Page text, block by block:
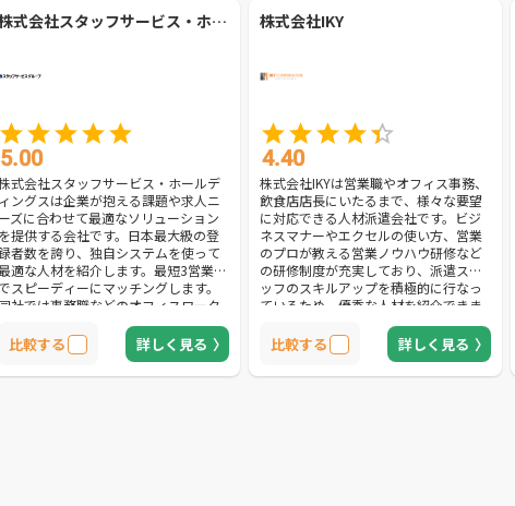
・中途採用の代行を実施します。全
い支援を行ないます。継続率94%の
る方におすすめできる会社です。
設定と実行、採否の決定までトータル
望む方はもちろん、業務のアウトソー
株式会社スタッフサービス・ホールディングス
5.00
式会社スタッフサービス・ホールデ
ングスは企業が抱える課題や求人ニ
ズに合わせて最適なソリューション
提供する会社です。日本最大級の登
者数を誇り、独自システムを使って
適な人材を紹介します。最短3営業日
スピーディーにマッチングします。
社では事務職などのオフィスワーク
始め、介護や看護、技術者・ITエン
ニアなど幅広い業種に対応できま
。40種類以上の職種を取り扱ってお
、外国人派遣などの要望にも柔軟に
比較する 詳しく見る
株式会社IKY
4.40
株式会社IKYは営業職やオフィス事務、
飲食店店長にいたるまで、様々な要望
に対応できる人材派遣会社です。ビジ
ネスマナーやエクセルの使い方、営業
のプロが教える営業ノウハウ研修など
の研修制度が充実しており、派遣スタ
ッフのスキルアップを積極的に行なっ
ているため、優秀な人材を紹介できま
す。希望すれば契約社員が現場に常在
することも可能です。同じ職場で仕事
しながら派遣スタッフを直接管理し、
丁寧なサポートを行ないます。また、
比較する 詳しく見る